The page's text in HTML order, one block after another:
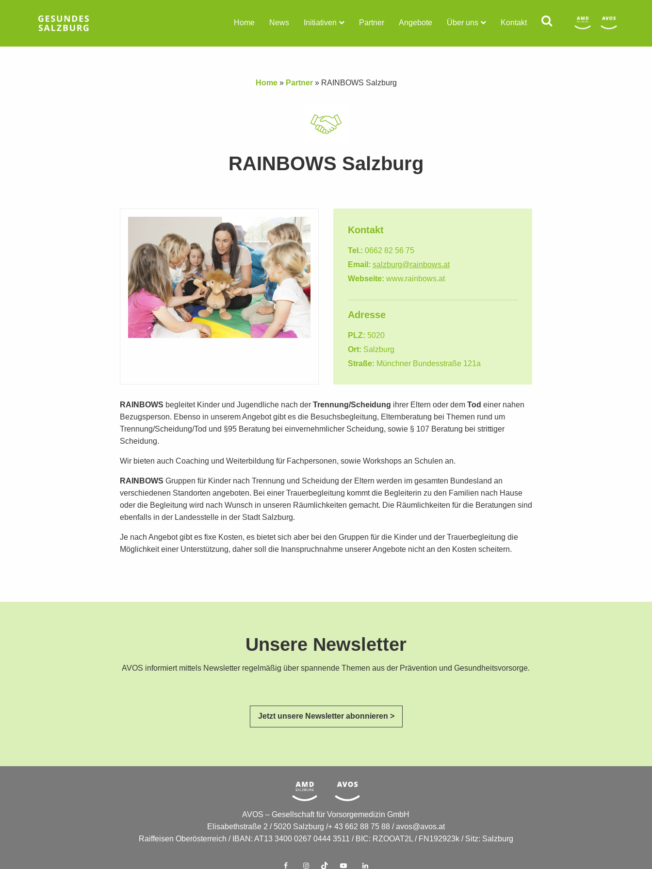
Home News Initiativen Partner Angebote Über uns Kontakt
Home» Partner» RAINBOWS Salzburg
RAINBOWS Salzburg
Kontakt
Tel.: 0662 82 56 75
Email: salzburg@rainbows.at
Webseite: www.rainbows.at
Adresse
PLZ: 5020
Ort: Salzburg
Straße: Münchner Bundesstraße 121a
RAINBOWS begleitet Kinder und Jugendliche nach der Trennung/Scheidung ihrer Eltern oder dem Tod einer nahen
Bezugsperson. Ebenso in unserem Angebot gibt es die Besuchsbegleitung, Elternberatung bei Themen rund um
Trennung/Scheidung/Tod und §95 Beratung bei einvernehmlicher Scheidung, sowie § 107 Beratung bei strittiger
Scheidung.
Wir bieten auch Coaching und Weiterbildung für Fachpersonen, sowie Workshops an Schulen an.
RAINBOWS Gruppen für Kinder nach Trennung und Scheidung der Eltern werden im gesamten Bundesland an
verschiedenen Standorten angeboten. Bei einer Trauerbegleitung kommt die Begleiterin zu den Familien nach Hause
oder die Begleitung wird nach Wunsch in unseren Räumlichkeiten gemacht. Die Räumlichkeiten für die Beratungen sind
ebenfalls in der Landesstelle in der Stadt Salzburg.
Je nach Angebot gibt es fixe Kosten, es bietet sich aber bei den Gruppen für die Kinder und der Trauerbegleitung die
Möglichkeit einer Unterstützung, daher soll die Inanspruchnahme unserer Angebote nicht an den Kosten scheitern.
Unsere Newsletter
AVOS informiert mittels Newsletter regelmäßig über spannende Themen aus der Prävention und Gesundheitsvorsorge.
Jetzt unsere Newsletter abonnieren >
AVOS – Gesellschaft für Vorsorgemedizin GmbH
Elisabethstraße 2 / 5020 Salzburg /+ 43 662 88 75 88 / avos@avos.at
Raiffeisen Oberösterreich / IBAN: AT13 3400 0267 0444 3511 / BIC: RZOOAT2L / FN192923k / Sitz: Salzburg